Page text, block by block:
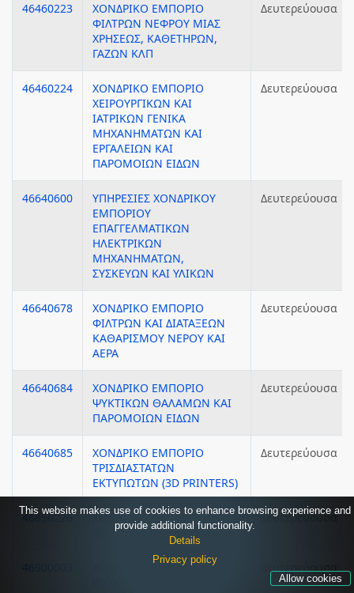
46460223
ΧΟΝΔΡΙΚΟ ΕΜΠΟΡΙΟ
ΦΙΛΤΡΩΝ ΝΕΦΡΟΥ ΜΙΑΣ
ΧΡΗΣΕΩΣ, ΚΑΘΕΤΗΡΩΝ,
ΓΑΖΩΝ ΚΛΠ
Δευτερεύουσα
46460224
ΧΟΝΔΡΙΚΟ ΕΜΠΟΡΙΟ
ΧΕΙΡΟΥΡΓΙΚΩΝ ΚΑΙ
ΙΑΤΡΙΚΩΝ ΓΕΝΙΚΑ
ΜΗΧΑΝΗΜΑΤΩΝ ΚΑΙ
ΕΡΓΑΛΕΙΩΝ ΚΑΙ
ΠΑΡΟΜΟΙΩΝ ΕΙΔΩΝ
Δευτερεύουσα
46640600
ΥΠΗΡΕΣΙΕΣ ΧΟΝΔΡΙΚΟΥ
ΕΜΠΟΡΙΟΥ
ΕΠΑΓΓΕΛΜΑΤΙΚΩΝ
ΗΛΕΚΤΡΙΚΩΝ
ΜΗΧΑΝΗΜΑΤΩΝ,
ΣΥΣΚΕΥΩΝ ΚΑΙ ΥΛΙΚΩΝ
Δευτερεύουσα
46640678
ΧΟΝΔΡΙΚΟ ΕΜΠΟΡΙΟ
ΦΙΛΤΡΩΝ ΚΑΙ ΔΙΑΤΑΞΕΩΝ
ΚΑΘΑΡΙΣΜΟΥ ΝΕΡΟΥ ΚΑΙ
ΑΕΡΑ
Δευτερεύουσα
46640684
ΧΟΝΔΡΙΚΟ ΕΜΠΟΡΙΟ
ΨΥΚΤΙΚΩΝ ΘΑΛΑΜΩΝ ΚΑΙ
ΠΑΡΟΜΟΙΩΝ ΕΙΔΩΝ
Δευτερεύουσα
46640685
ΧΟΝΔΡΙΚΟ ΕΜΠΟΡΙΟ
ΤΡΙΣΔΙΑΣΤΑΤΩΝ
ΕΚΤΥΠΩΤΩΝ (3D PRINTERS)
Δευτερεύουσα
46850226
ΧΟΝΔΡΙΚΟ ΕΜΠΟΡΙΟ ΕΙΔΩΝ
ΒΙΟΤΕΧΝΟΛΟΓΙΑΣ
Δευτερεύουσα
ΧΟΝΔΡΙΚΟ ΕΜΠΟΡΙΟ
Δευτερεύουσα
This website makes use of cookies to enhance browsing experience and
provide additional functionality.
Details
Privacy policy
Allow cookies